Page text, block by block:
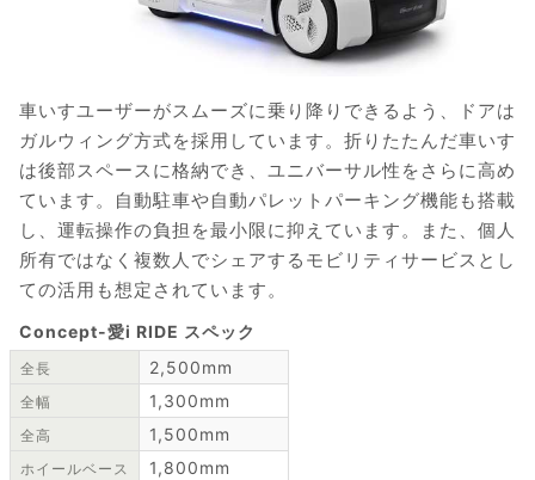
車いすユーザーがスムーズに乗り降りできるよう、ドアは
ガルウィング方式を採用しています。折りたたんだ車いす
は後部スペースに格納でき、ユニバーサル性をさらに高め
ています。自動駐車や自動パレットパーキング機能も搭載
し、運転操作の負担を最小限に抑えています。また、個人
所有ではなく複数人でシェアするモビリティサービスとし
ての活用も想定されています。
Concept-愛i RIDE スペック
全長 2,500mm
全幅 1,300mm
全高 1,500mm
ホイールベース 1,800mm